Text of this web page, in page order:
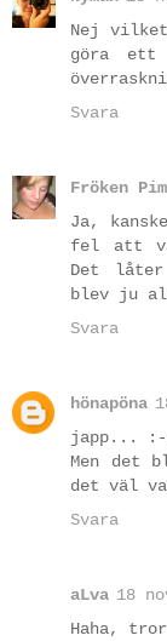
Nej
göra
Svara
Fröken
Ja,
fel att
Det
blev ju
Svara
hönapöna
japp...
Men det
det väl
Svara
aLva 18
Haha,